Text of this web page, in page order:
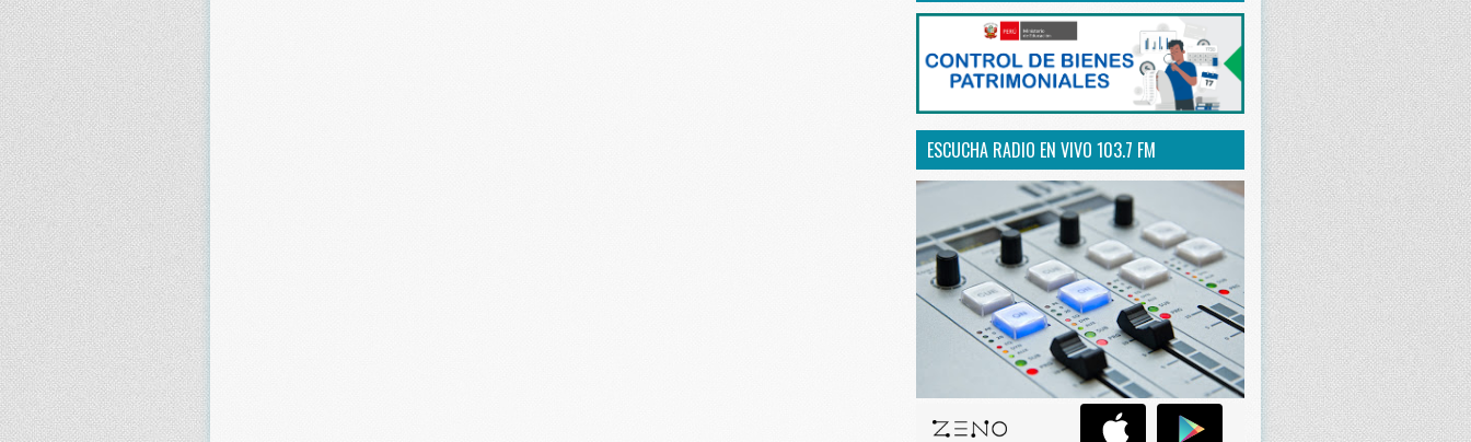
ESCUCHA RADIO EN VIVO 103.7 FM